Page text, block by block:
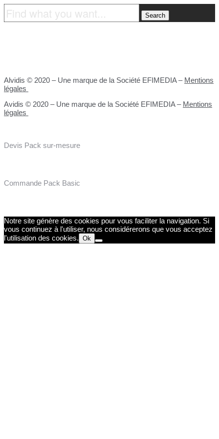
Alvidis © 2020 – Une marque de la Société EFIMEDIA – Mentions
légales
Avidis © 2020 – Une marque de la Société EFIMEDIA – Mentions
légales
Devis Pack sur-mesure
Commande Pack Basic
Notre site génère des cookies pour vous faciliter la navigation. Si
vous continuez à l'utiliser, nous considérerons que vous acceptez
l'utilisation des cookies. Ok